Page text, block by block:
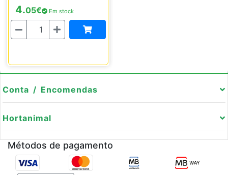
Stanley STA61384-XJ
4.05€ Em stock
Quantidade
Conta / Encomendas
Hortanimal
Métodos de pagamento